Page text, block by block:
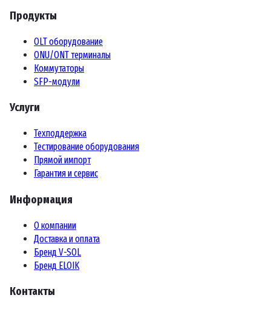
Продукты
OLT оборудование
ONU/ONT терминалы
Коммутаторы
SFP-модули
Услуги
Техподдержка
Тестирование оборудования
Прямой импорт
Гарантия и сервис
Информация
О компании
Доставка и оплата
Бренд V-SOL
Бренд ELOIK
Контакты